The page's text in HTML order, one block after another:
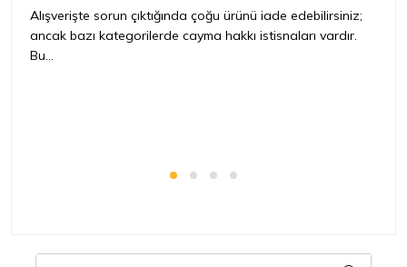
Alışverişte sorun çıktığında çoğu ürünü iade edebilirsiniz;
ancak bazı kategorilerde cayma hakkı istisnaları vardır.
Bu...